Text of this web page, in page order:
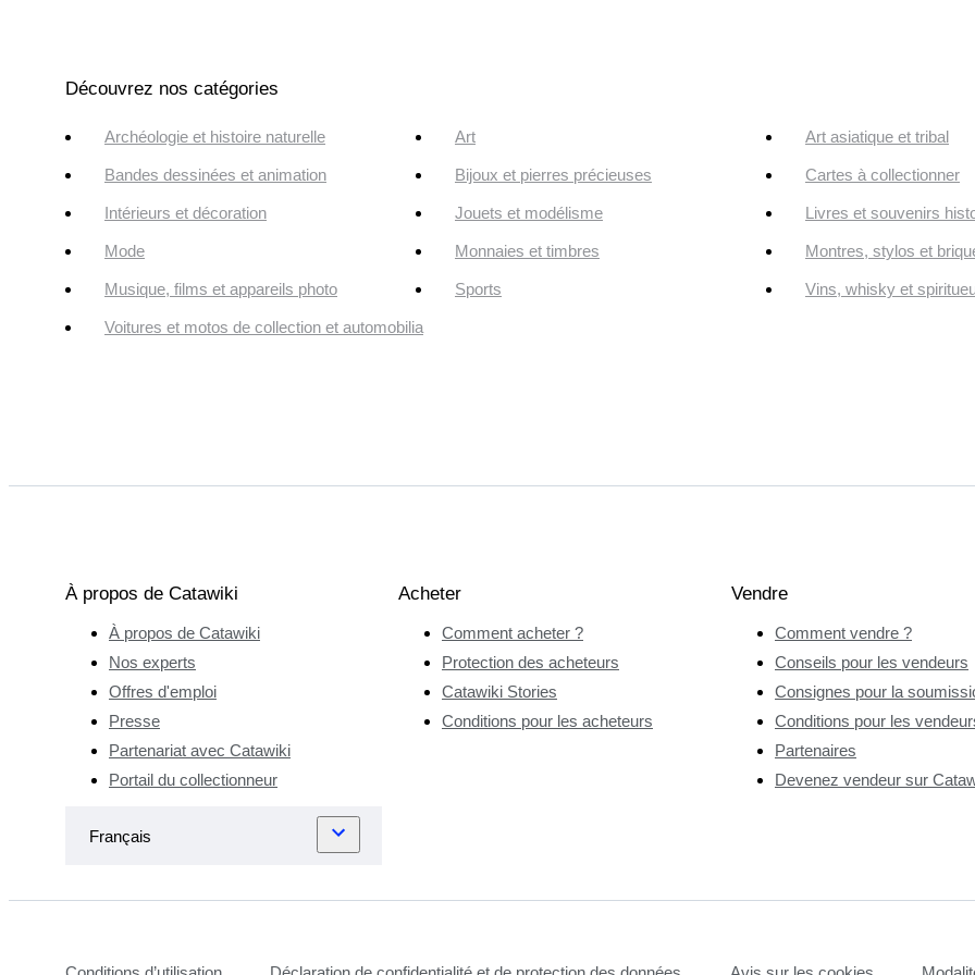
Découvrez nos catégories
Archéologie et histoire naturelle Art Art asiatique et tribal
Bandes dessinées et animation Bijoux et pierres précieuses Cartes à collectionner
Intérieurs et décoration Jouets et modélisme Livres et souvenirs
Mode Monnaies et timbres Montres, stylos et
Musique, films et appareils photo Sports Vins, whisky et
Voitures et motos de collection et automobilia
À propos de Catawiki
À propos de Catawiki
Nos experts
Offres d'emploi
Presse
Partenariat avec Catawiki
Portail du collectionneur
Acheter
Comment acheter ?
Protection des acheteurs
Catawiki Stories
Conditions pour les acheteurs
Vendre
Comment vendre ?
Conseils pour les vendeurs
Consignes pour la
Conditions pour les
Partenaires
Devenez vendeur sur